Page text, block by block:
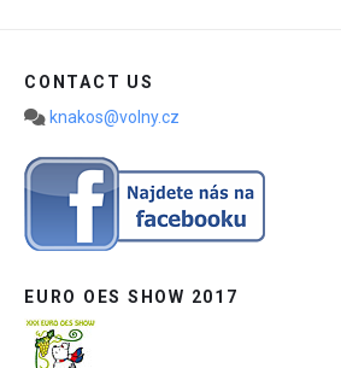
CONTACT US
knakos@volny.cz
EURO OES SHOW 2017